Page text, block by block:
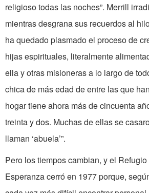
religioso todas las noches”. Merrill
mientras desgrana sus recuerdos al
ha quedado plasmado el proceso de
hijas espirituales, literalmente
ella y otras misioneras a lo largo de
chica de más edad de entre las que
hogar tiene ahora más de cincuenta
treinta y dos. Muchas de ellas se
llaman ‘abuela’”.
Pero los tiempos cambian, y el
Esperanza cerró en 1977 porque,